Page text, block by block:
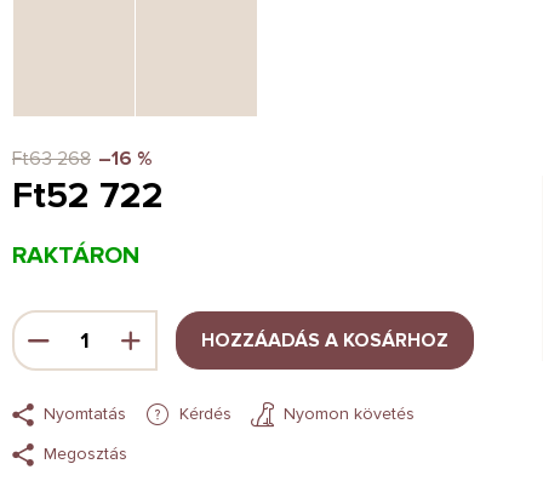
Ft63 268 –16 %
Ft52 722
Egységár:
RAKTÁRON
HOZZÁADÁS A KOSÁRHOZ
Nyomtatás Kérdés
Nyomon követés
Megosztás